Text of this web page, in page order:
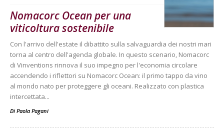
Nomacorc Ocean per una
viticoltura sostenibile
Con l'arrivo dell'estate il dibattito sulla salvaguardia dei nostri mari
torna al centro dell'agenda globale. In questo scenario, Nomacorc
di Vinventions rinnova il suo impegno per l'economia circolare
accendendo i riflettori su Nomacorc Ocean: il primo tappo da vino
al mondo nato per proteggere gli oceani. Realizzato con plastica
intercettata...
Di Paola Pagani